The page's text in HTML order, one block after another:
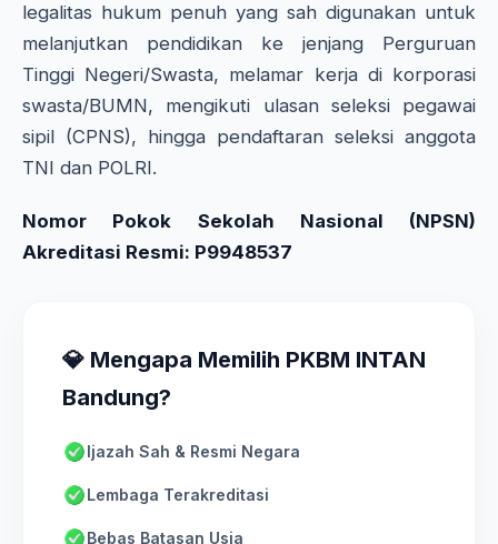
legalitas hukum penuh yang sah digunakan untuk
melanjutkan pendidikan ke jenjang Perguruan
Tinggi Negeri/Swasta, melamar kerja di korporasi
swasta/BUMN, mengikuti ulasan seleksi pegawai
sipil (CPNS), hingga pendaftaran seleksi anggota
TNI dan POLRI.
Nomor Pokok Sekolah Nasional (NPSN)
Akreditasi Resmi: P9948537
💎 Mengapa Memilih PKBM INTAN
Bandung?
Ijazah Sah & Resmi Negara
Lembaga Terakreditasi
Bebas Batasan Usia